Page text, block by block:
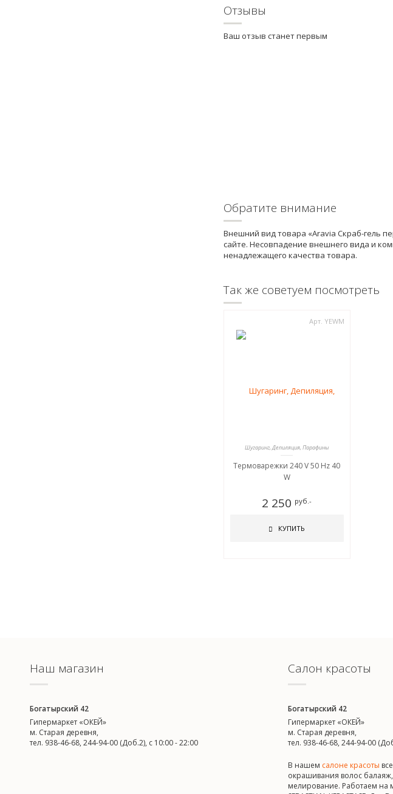
Отзывы
Ваш отзыв станет первым
Обратите внимание
Внешний вид товара «Aravia Скраб-гель
сайте. Несовпадение внешнего вида и
ненадлежащего качества товара.
Так же советуем посмотреть
Арт. YEWM
Шугаринг, Депиляция, Парафины
Термоварежки 240 V 50 Hz 40
W
2 250 руб.-
КУПИТЬ
Наш магазин
Богатырский 42
Гипермаркет «ОКЕЙ»
м. Старая деревня,
тел. 938-46-68, 244-94-00 (Доб.2), c 10:00 - 22:00
Салон красоты
Богатырский 42
Гипермаркет «ОКЕЙ»
м. Старая деревня,
тел. 938-46-68, 244-94-00
В нашем салоне красоты
окрашивания волос
мелирование. Работаем на